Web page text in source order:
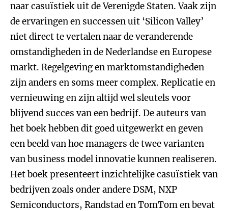
naar casuïstiek uit de Verenigde Staten. Vaak zijn
de ervaringen en successen uit ‘Silicon Valley’
niet direct te vertalen naar de veranderende
omstandigheden in de Nederlandse en Europese
markt. Regelgeving en marktomstandigheden
zijn anders en soms meer complex. Replicatie en
vernieuwing en zijn altijd wel sleutels voor
blijvend succes van een bedrijf. De auteurs van
het boek hebben dit goed uitgewerkt en geven
een beeld van hoe managers de twee varianten
van business model innovatie kunnen realiseren.
Het boek presenteert inzichtelijke casuïstiek van
bedrijven zoals onder andere DSM, NXP
Semiconductors, Randstad en TomTom en bevat